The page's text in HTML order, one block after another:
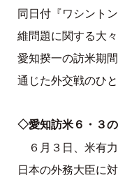
同日付『ワシント
維問題に関する大
愛知揆一の訪米期
通じた外交戦のひと
◇愛知訪米６・３
６月３日、米有
日本の外務大臣に